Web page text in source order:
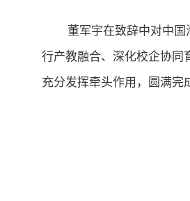
董军宇在致辞中对中
行产教融合、深化校企协同
充分发挥牵头作用，圆满完